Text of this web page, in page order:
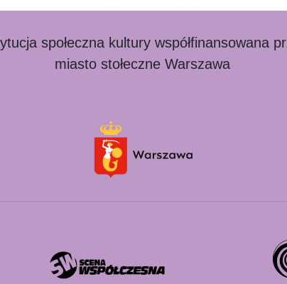
społeczna kultury współfinansowana
miasto stołeczne Warszawa